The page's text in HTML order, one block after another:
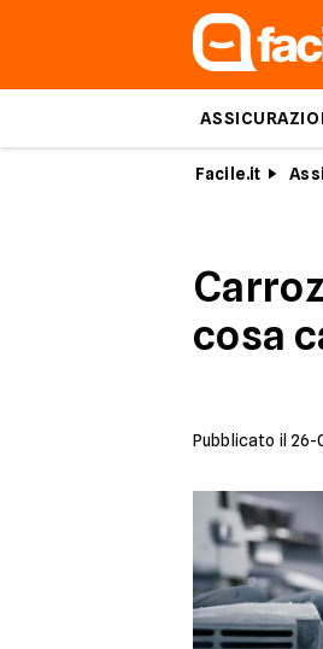
Facile.it
cosa
Pubblicato il 26-